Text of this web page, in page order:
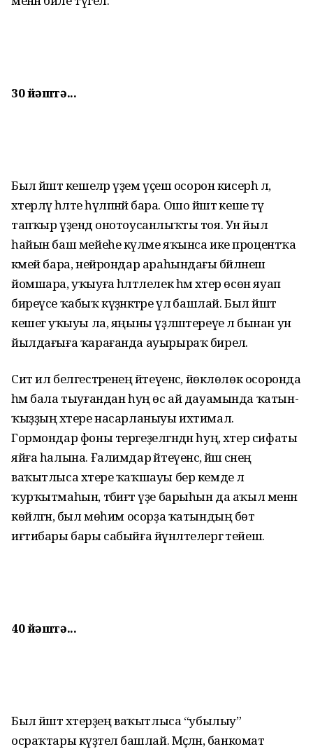
30 йәштә...
Был йәштә кешеләр әүҙем үҫеш осорон кисерһә лә,
хәтерләү һәләте һүлпәнәйә бара. Ошо йәштә кеше тәү
тапҡыр үҙендә онотоусанлыҡты тоя. Ун йыл
һайын баш мейеһе күләме яҡынса ике процентҡа
кәмей бара, нейрондар араһынд­ағы бәйләнеш
йомшара, уҡыуға һәләтлелек һәм хәтер өсөн яуап
биреүсе ҡабыҡ күҙәнәктәре үлә башлай. Был йәштә
кешегә уҡыуы ла, яңыны үҙләштереүе лә бынан ун
йылдағыға ҡарағанда ауырыраҡ бирелә.
Сит ил белгестәренең әйтеүен­сә, йөклөлөк осоронда
һәм бала тыуғандан һуң өс ай дауамында ҡатын-
ҡыҙҙың хәтере насарланыуы ихтимал.
Гормондар фоны терге­ҙелгәндән һуң, хәтер сифаты
яйға һалына. Ғалимдар әйтеүенсә, йәш әсәнең
ваҡытлыса хәтере ҡаҡшауы бер кемде лә
ҡурҡытмаһын, тәбиғәт үҙе барыһын да аҡыл менән
көйләгән, был мөһим осорҙа ҡатындың бөтә
иғтибары бары сабыйға йүнәлтелергә тейеш.
40 йәштә...
Был йәштә хәтерҙең ваҡытлыса “убылыу”
осраҡтары күҙәтелә башлай. Мәҫәлән, банкомат